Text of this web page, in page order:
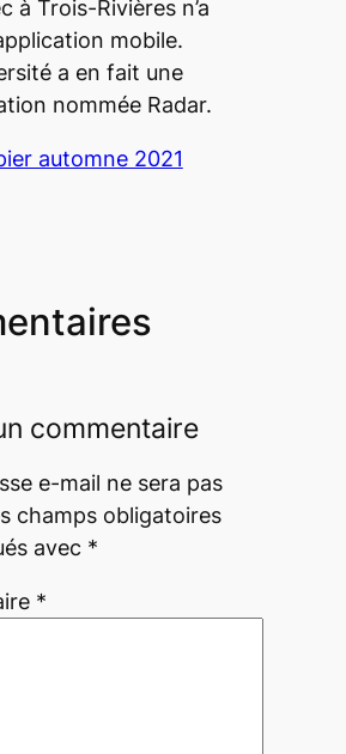
à Trois-Rivières n’a
mobile.
a en fait une
nommée Radar.
automne 2021
commentaire
e-mail ne sera pas
champs obligatoires
avec *
*